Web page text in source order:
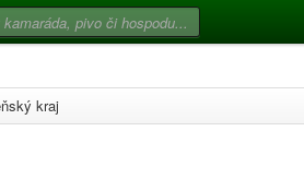
kraj